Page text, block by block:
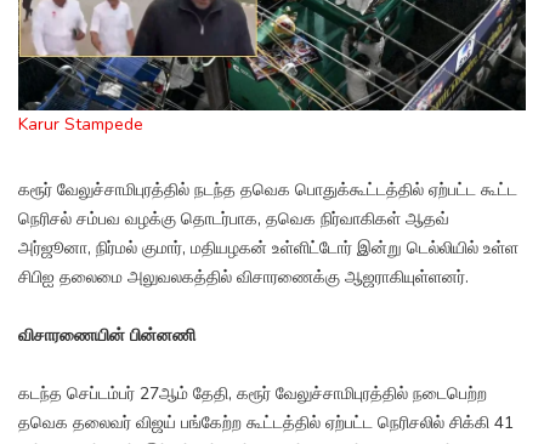
Karur Stampede
கரூர் வேலுச்சாமிபுரத்தில் நடந்த தவெக பொதுக்கூட்டத்தில் ஏற்பட்ட கூட்ட
நெரிசல் சம்பவ வழக்கு தொடர்பாக, தவெக நிர்வாகிகள் ஆதவ்
அர்ஜூனா, நிர்மல் குமார், மதியழகன் உள்ளிட்டோர் இன்று டெல்லியில் உள்ள
சிபிஐ தலைமை அலுவலகத்தில் விசாரணைக்கு ஆஜராகியுள்ளனர்.
விசாரணையின் பின்னணி
கடந்த செப்டம்பர் 27ஆம் தேதி, கரூர் வேலுச்சாமிபுரத்தில் நடைபெற்ற
தவெக தலைவர் விஜய் பங்கேற்ற கூட்டத்தில் ஏற்பட்ட நெரிசலில் சிக்கி 41